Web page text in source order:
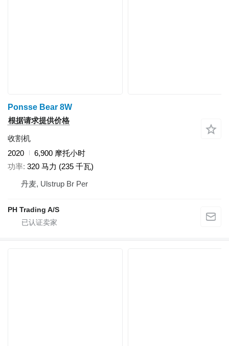
Ponsse Bear 8W
根据请求提供价格
收割机
2020
6,900 摩托小时
功率 320 马力 (235 千瓦)
丹麦, Ulstrup Br Per
PH Trading A/S